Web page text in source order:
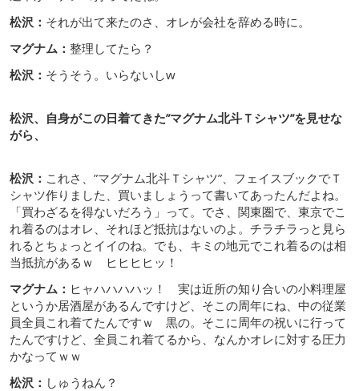
松沢： それが出て来たのさ、オレが会社を辞める時に。
マグナム： 整理してたら？
松沢： そうそう。いらないしw
松沢、自身がこの日着てきた”マグナム北斗Ｔシャツ”を見せな
がら、
松沢： これさ、”マグナム北斗Ｔシャツ”、フェイスブックでＴ
シャツ作りました、買いましょうって書いてあったんだよね。
「買わざるを得ないだろう」って。でさ、関東圏で、東京でこ
れ着るのはオレ、それほど抵抗はないのよ。チラチラっと見ら
れるとちょっとイイのね。でも、キミの地元でこれ着るのは相
当抵抗があるｗ ヒヒヒヒッ！
マグナム： ヒャハハハハッ！ 実は近所の知り合いの小料理屋
というか居酒屋があるんですけど、そこの周年にね、中の従業
員全員これ着てたんですｗ 黒の。そこに周年の祝いに行って
たんですけど、全員これ着てるから、なんかオレに対する圧力
かなってｗｗ
松沢： しゅうねん？